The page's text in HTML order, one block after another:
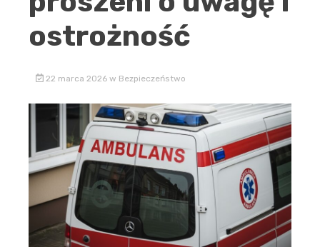
ostrożność
22 marca 2026 w Bezpieczeństwo